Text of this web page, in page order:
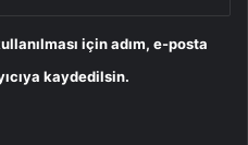
için adım, e-posta
kaydedilsin.